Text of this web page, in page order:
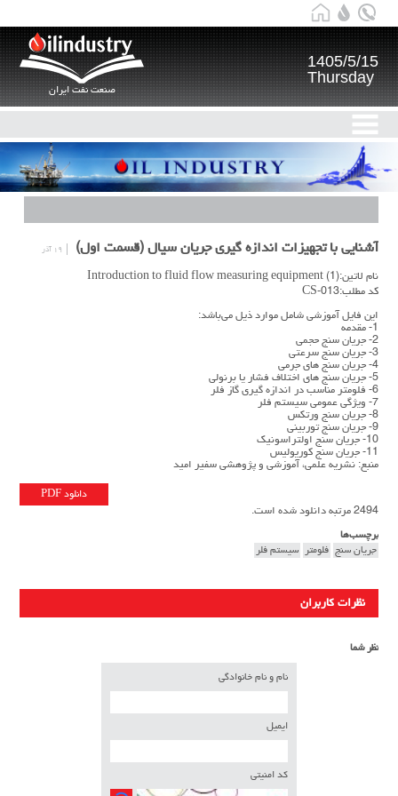
صنعت نفت ایران
1405/5/15
Thursday
آشنایی با تجهیزات اندازه گیری جریان سیال (قسمت اول) ۱۹ آذر
نام لاتین:Introduction to fluid flow measuring equipment (1)
کد مطلب:CS-013
این فایل آموزشی شامل موارد ذیل می‌باشد:
1- مقدمه
2- جریان سنج حجمی
3- جریان سنج سرعتي
4- جریان سنج های جرمي
5- جریان سنج های اختلاف فشار یا برنولی
6- فلومتر مناسب در اندازه گیری گاز فلر
7- ویژگی عمومی سیستم فلر
8- جریان سنج ورتکس
9- جریان سنج توربینی
10- جریان سنج اولتراسونیک
11- جریان سنج کوریولیس
منبع: نشریه علمی، آموزشی و پژوهشی سفیر امید
دانلود PDF
2494 مرتبه دانلود شده است.
برچسب‌ها
جریان سنج فلومتر سیستم فلر
نظرات کاربران
نظر شما
نام و نام خانوادگی
ایمیل
کد امنیتی